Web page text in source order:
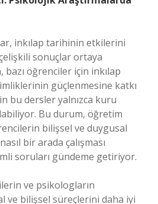
inkılap tarihinin etkilerini
sonuçlar ortaya
bazı öğrenciler için inkılap
güçlenmesine katkı
bu dersler yalnızca kuru
Bu durum, öğretim
bilişsel ve duygusal
bir arada çalışması
soruları gündeme getiriyor.
ve psikologların
ve bilişsel süreçlerini daha iyi